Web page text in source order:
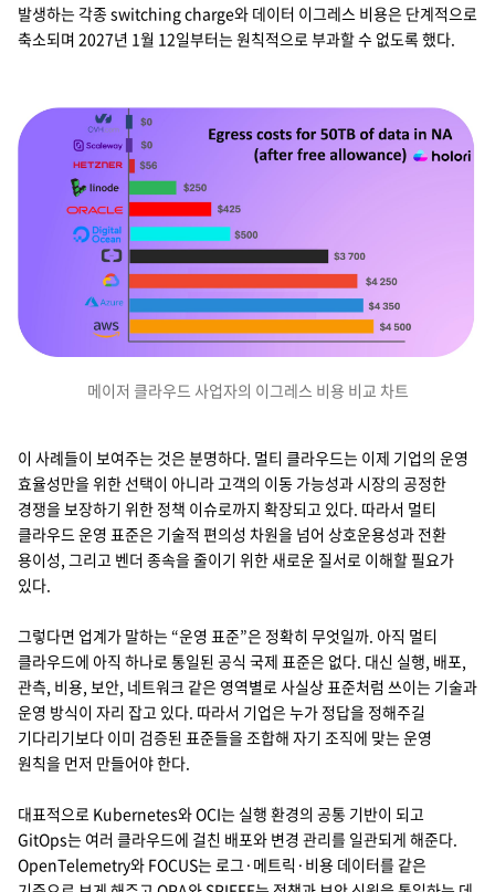
발생하는 각종 switching charge와 데이터 이그레스 비용은 단계적으로
축소되며 2027년 1월 12일부터는 원칙적으로 부과할 수 없도록 했다.
메이저 클라우드 사업자의 이그레스 비용 비교 차트
이 사례들이 보여주는 것은 분명하다. 멀티 클라우드는 이제 기업의 운영
효율성만을 위한 선택이 아니라 고객의 이동 가능성과 시장의 공정한
경쟁을 보장하기 위한 정책 이슈로까지 확장되고 있다. 따라서 멀티
클라우드 운영 표준은 기술적 편의성 차원을 넘어 상호운용성과 전환
용이성, 그리고 벤더 종속을 줄이기 위한 새로운 질서로 이해할 필요가
있다.
그렇다면 업계가 말하는 “운영 표준”은 정확히 무엇일까. 아직 멀티
클라우드에 아직 하나로 통일된 공식 국제 표준은 없다. 대신 실행, 배포,
관측, 비용, 보안, 네트워크 같은 영역별로 사실상 표준처럼 쓰이는 기술과
운영 방식이 자리 잡고 있다. 따라서 기업은 누가 정답을 정해주길
기다리기보다 이미 검증된 표준들을 조합해 자기 조직에 맞는 운영
원칙을 먼저 만들어야 한다.
대표적으로 Kubernetes와 OCI는 실행 환경의 공통 기반이 되고
GitOps는 여러 클라우드에 걸친 배포와 변경 관리를 일관되게 해준다.
OpenTelemetry와 FOCUS는 로그·메트릭·비용 데이터를 같은